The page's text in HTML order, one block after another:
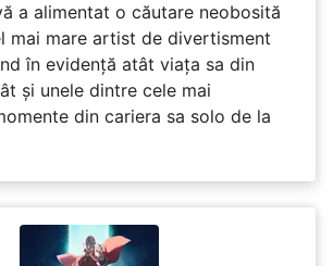
a alimentat o căutare neobosită
mai mare artist de divertisment
în evidență atât viața sa din
și unele dintre cele mai
din cariera sa solo de la